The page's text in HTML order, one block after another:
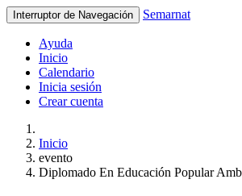
Interruptor de Navegación Semarnat
Ayuda
Inicio
Calendario
Inicia sesión
Crear cuenta
Inicio
evento
Diplomado En Educación Popular